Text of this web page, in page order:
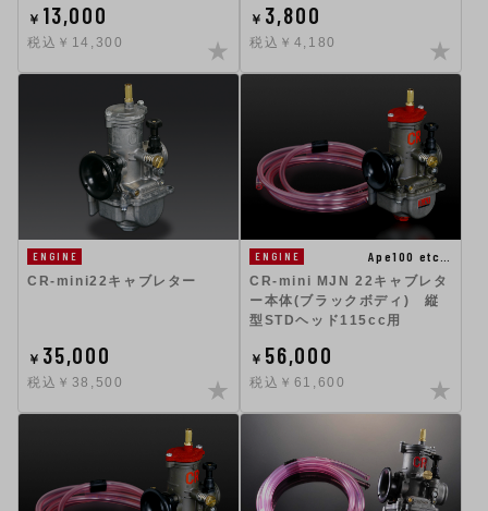
￥ 13,000
税込￥14,300
￥ 3,800
税込￥4,180
ENGINE
CR-mini22キャブレター
￥ 35,000
税込￥38,500
ENGINE
Ape100 etc…
CR-mini MJN 22キャブレタ
ー本体(ブラックボディ) 縦
型STDヘッド115cc用
￥ 56,000
税込￥61,600